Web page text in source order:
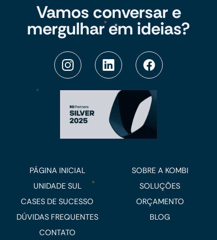
Vamos conversar e
mergulhar em ideias?
PÁGINA INICIAL
SOBRE A KOMBI
UNIDADE SUL
SOLUÇÕES
CASES DE SUCESSO
ORÇAMENTO
DÚVIDAS FREQUENTES
BLOG
CONTATO